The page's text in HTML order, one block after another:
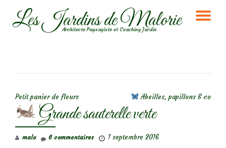
AllerLes Jardins de Malorie
Architecte Paysagiste et Coaching Jardin
Petit panier de fleurs Abeilles, papillons & co
Grande sauterelle verte
malo 1 septembre 2016
6 commentaires